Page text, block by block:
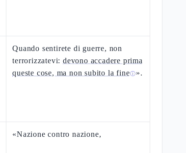
Quando sentirete di guerre, non
terrorizzatevi:devono accadere prima
queste cose, ma non subito la fineⓘ».
«Nazione contro nazione,